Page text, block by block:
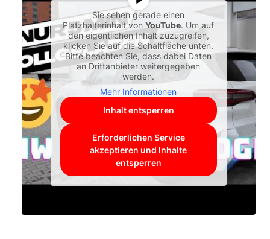
Sie sehen gerade einen
Platzhalterinhalt vonYouTube. Um auf
den eigentlichen Inhalt zuzugreifen,
klicken Sie auf die Schaltfläche unten.
Bitte beachten Sie, dass dabei Daten
an Drittanbieter weitergegeben
werden.
Mehr Informationen
Inhalt entsperren
Erforderlichen Service
akzeptieren und Inhalte
entsperren